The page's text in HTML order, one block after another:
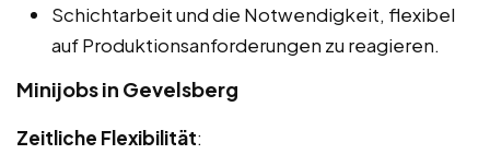
Schichtarbeit und die Notwendigkeit, flexibel
auf Produktionsanforderungen zu reagieren.
Minijobs in Gevelsberg
Zeitliche Flexibilität: